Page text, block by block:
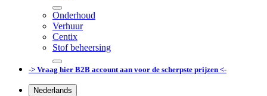
Onderhoud
Verhuur
Centix
Stof beheersing
-> Vraag hier B2B account aan voor de scherpste prijzen <-
Nederlands